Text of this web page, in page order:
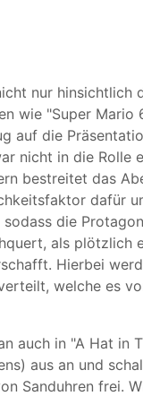
nur hinsichtlich
wie "Super Mario
auf die
nicht in die Rolle
bestreitet das
dafür
die
als plötzlich
Hierbei
welche es
auch in "A Hat in
aus an und
Sanduhren frei.